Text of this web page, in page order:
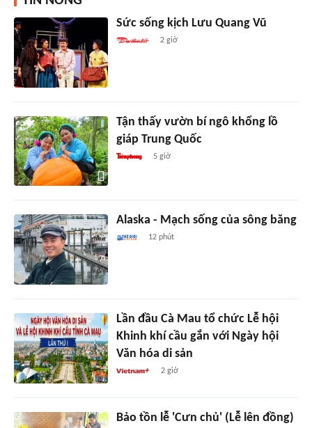
Sức sống kịch Lưu Quang Vũ
2 giờ
Tận thấy vườn bí ngô khổng lồ
giáp Trung Quốc
5 giờ
Alaska - Mạch sống của sông băng
12 phút
Lần đầu Cà Mau tổ chức Lễ hội
Khinh khí cầu gắn với Ngày hội
Văn hóa di sản
2 giờ
Bảo tồn lễ 'Cưn chủ' (Lễ lên đồng)